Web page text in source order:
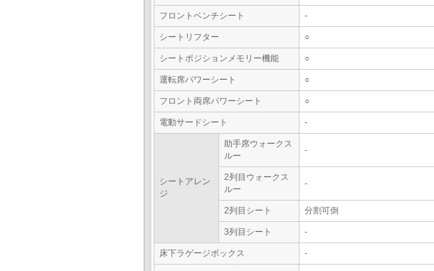
フロントベンチシート -
シートリフター ○
シートポジションメモリー機能 ○
運転席パワーシート ○
フロント両席パワーシート ○
電動サードシート -
シートアレン
ジ
助手席ウォークス
ルー
-
2列目ウォークス
ルー
-
2列目シート 分割可倒
3列目シート -
床下ラゲージボックス -